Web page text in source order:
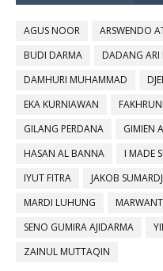
AGUS NOOR ARSWENDO
BUDI DARMA
DADANG
DAMHURI MUHAMMAD
EKA KURNIAWAN
GILANG PERDANA
GIMIEN
HASAN AL BANNA
I MADE
IYUT FITRA
JAKOB
MARDI LUHUNG
SENO GUMIRA AJIDARMA
ZAINUL MUTTAQIN